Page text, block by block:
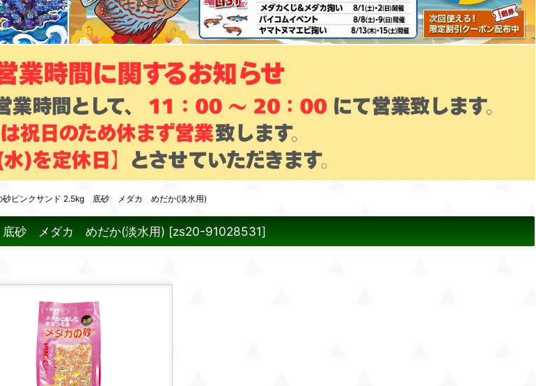
砂ピンクサンド 2.5kg 底砂 メダカ めだか(淡水用)
底砂 メダカ めだか(淡水用) [zs20-91028531]